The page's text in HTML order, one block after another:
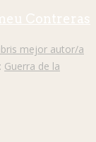
Contreras
mejor autor/a
Guerra de la